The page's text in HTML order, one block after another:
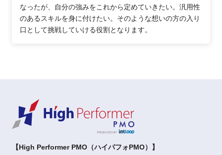
なったが、自分の強みをこれから定めていきたい。汎用性
のあるスキルを身に付けたい。そのような想いの方の入り
口として挑戦していける役割となります。
【High Performer PMO（ハイパフォPMO）】